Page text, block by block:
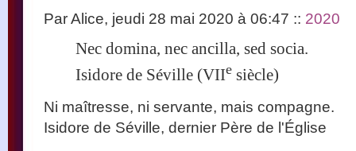
Par Alice, jeudi 28 mai 2020 à 06:47 :: 2020
Nec domina, nec ancilla, sed socia.
Isidore de Séville (VIIe siècle)
Ni maîtresse, ni servante, mais compagne.
Isidore de Séville, dernier Père de l'Église